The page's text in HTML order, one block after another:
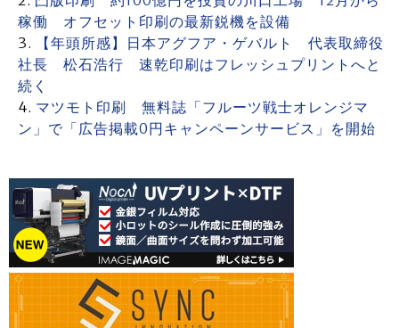
稼働 オフセット印刷の最新鋭機を設備
【年頭所感】日本アグフア・ゲバルト 代表取締役
社長 松石浩行 速乾印刷はフレッシュプリントへと
続く
マツモト印刷 無料誌「フルーツ戦士オレンジマ
ン」で「広告掲載0円キャンペーンサービス」を開始